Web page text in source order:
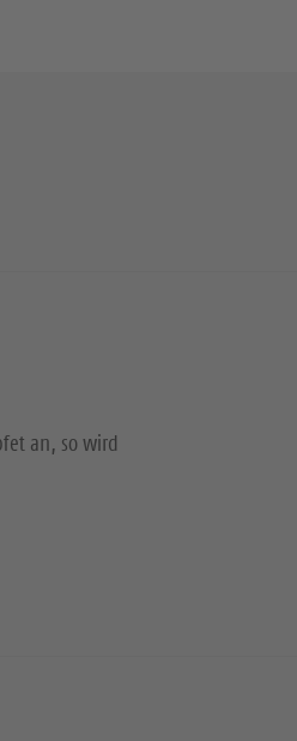
an, so wird